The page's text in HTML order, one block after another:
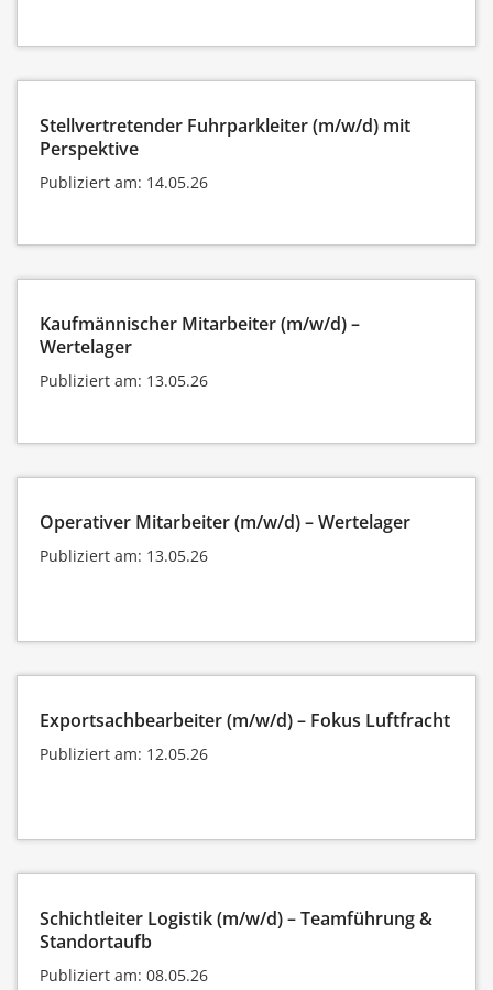
Stellvertretender Fuhrparkleiter (m/w/d) mit
Perspektive
Publiziert am: 14.05.26
Kaufmännischer Mitarbeiter (m/w/d) –
Wertelager
Publiziert am: 13.05.26
Operativer Mitarbeiter (m/w/d) – Wertelager
Publiziert am: 13.05.26
Exportsachbearbeiter (m/w/d) – Fokus Luftfracht
Publiziert am: 12.05.26
Schichtleiter Logistik (m/w/d) – Teamführung &
Standortaufb
Publiziert am: 08.05.26